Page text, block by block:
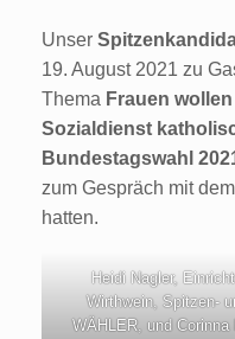
Unser
19. August 2021 zu
Thema Frauen
Sozialdienst
Bundestagswahl
zum Gespräch mit
hatten.
Heidi Nagler,
Wirthwein, Spitzen-
WÄHLER, und